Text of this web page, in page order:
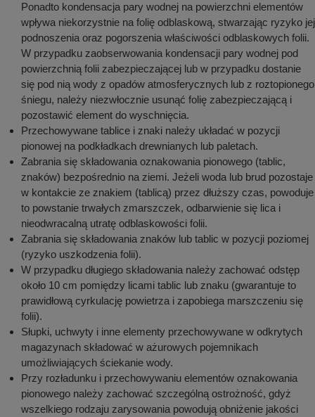
Ponadto kondensacja pary wodnej na powierzchni elementów
wpływa niekorzystnie na folię odblaskową, stwarzając ryzyko jej
podnoszenia oraz pogorszenia właściwości odblaskowych folii.
W przypadku zaobserwowania kondensacji pary wodnej pod
powierzchnią folii zabezpieczającej lub w przypadku dostanie
się pod nią wody z opadów atmosferycznych lub z roztopionego
śniegu, należy niezwłocznie usunąć folię zabezpieczającą i
pozostawić element do wyschnięcia.
Przechowywane tablice i znaki należy układać w pozycji
pionowej na podkładkach drewnianych lub paletach.
Zabrania się składowania oznakowania pionowego (tablic,
znaków) bezpośrednio na ziemi. Jeżeli woda lub brud pozostaje
w kontakcie ze znakiem (tablicą) przez dłuższy czas, powoduje
to powstanie trwałych zmarszczek, odbarwienie się lica i
nieodwracalną utratę odblaskowości folii.
Zabrania się składowania znaków lub tablic w pozycji poziomej
(ryzyko uszkodzenia folii).
W przypadku długiego składowania należy zachować odstęp
około 10 cm pomiędzy licami tablic lub znaku (gwarantuje to
prawidłową cyrkulację powietrza i zapobiega marszczeniu się
folii).
Słupki, uchwyty i inne elementy przechowywane w odkrytych
magazynach składować w ażurowych pojemnikach
umożliwiających ściekanie wody.
Przy rozładunku i przechowywaniu elementów oznakowania
pionowego należy zachować szczególną ostrożność, gdyż
wszelkiego rodzaju zarysowania powodują obniżenie jakości